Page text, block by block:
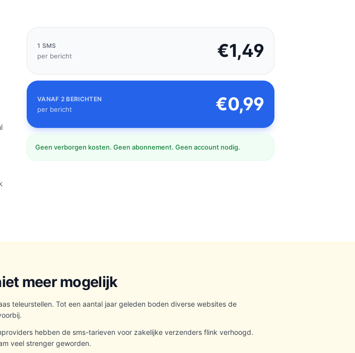
1 SMS
per bericht €1,49
VANAF 2 BERICHTEN
per bericht €0,99
Geen verborgen kosten. Geen abonnement. Geen account nodig.
meer mogelijk
teleurstellen. Tot een aantal jaar geleden boden diverse websites de
hebben de sms-tarieven voor zakelijke verzenders flink verhoogd.
veel strenger geworden.